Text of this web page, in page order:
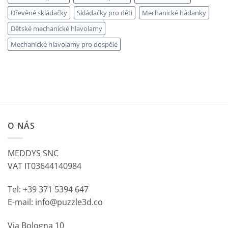
Dřevěné skládačky
Skládačky pro děti
Mechanické hádanky
Dětské mechanické hlavolamy
Mechanické hlavolamy pro dospělé
O NÁS
MEDDYS SNC
VAT IT03644140984
Tel: +39 371 5394 647
E-mail: info@puzzle3d.co
Via Bologna 10